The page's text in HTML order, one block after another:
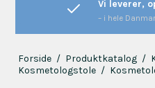
Vi leverer,
– i hele
Forside / Produktkatalog /
Kosmetologstole /